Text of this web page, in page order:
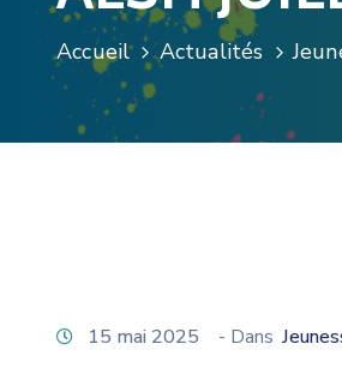
Accueil Actualités
15 mai 2025 - Dans